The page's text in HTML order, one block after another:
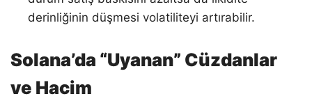
derinliğinin düşmesi volatiliteyi artırabilir.
Solana’da “Uyanan” Cüzdanlar
ve Hacim